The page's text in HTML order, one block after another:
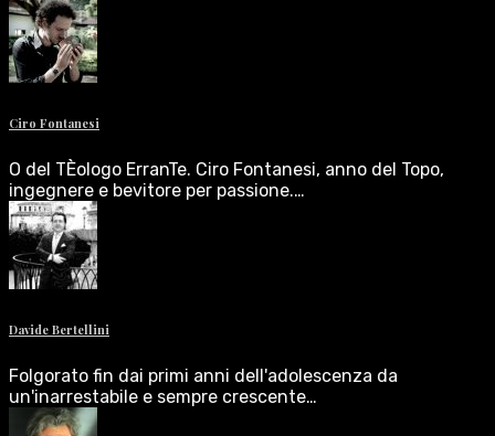
Ciro Fontanesi
O del TÈologo ErranTe. Ciro Fontanesi, anno del Topo,
ingegnere e bevitore per passione.…
Davide Bertellini
Folgorato fin dai primi anni dell'adolescenza da
un'inarrestabile e sempre crescente…